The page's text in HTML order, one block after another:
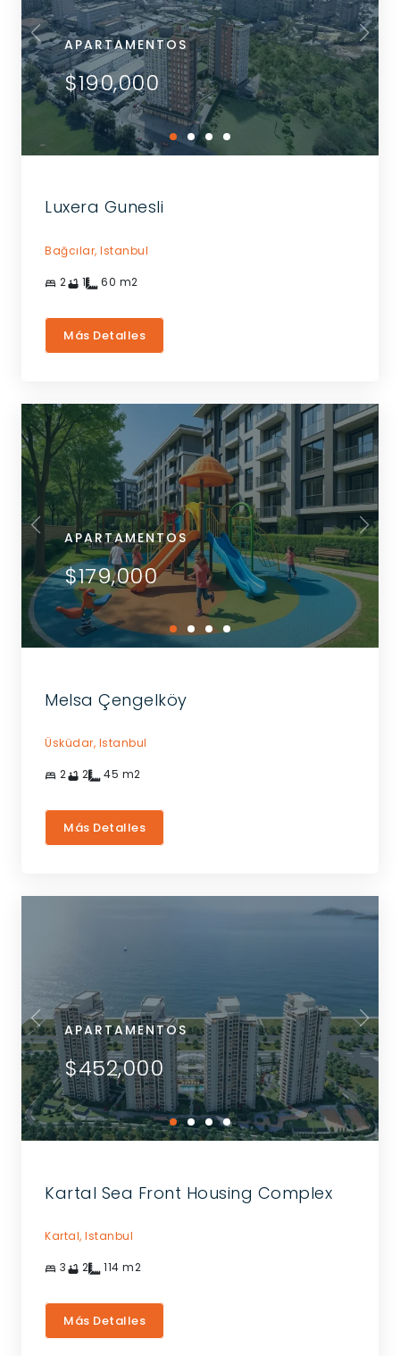
APARTAMENTOS
$190,000
Luxera Gunesli
Bağcılar, Istanbul
2 1 60 m2
Más Detalles
APARTAMENTOS
$179,000
Melsa Çengelköy
Üsküdar, Istanbul
2 2 45 m2
Más Detalles
APARTAMENTOS
$452,000
Kartal Sea Front Housing Complex
Kartal, Istanbul
3 2 114 m2
Más Detalles